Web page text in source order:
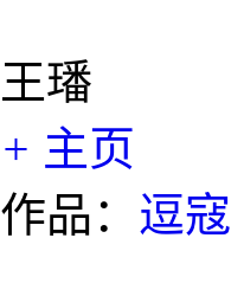
王璠
+ 主页
作品： 逗寇